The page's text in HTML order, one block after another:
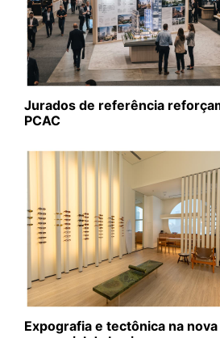
Jurados de referência
PCAC
Expografia e tectônica na